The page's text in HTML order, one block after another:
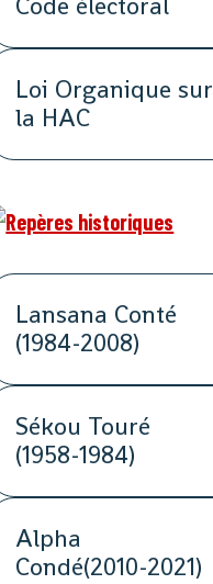
Loi Organique sur
la HAC
Lansana Conté
(1984-2008)
Sékou Touré
(1958-1984)
Alpha
Condé(2010-2021)